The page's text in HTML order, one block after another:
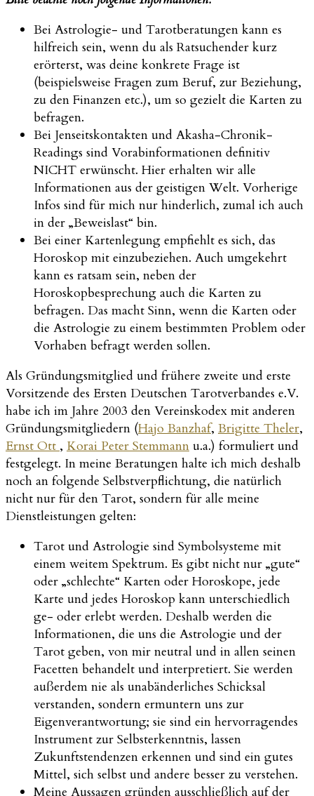
Bei Astrologie- und Tarotberatungen kann es
hilfreich sein, wenn du als Ratsuchender kurz
erörterst, was deine konkrete Frage ist
(beispielsweise Fragen zum Beruf, zur Beziehung,
zu den Finanzen etc.), um so gezielt die Karten zu
befragen.
Bei Jenseitskontakten und Akasha-Chronik-
Readings sind Vorabinformationen definitiv
NICHT erwünscht. Hier erhalten wir alle
Informationen aus der geistigen Welt. Vorherige
Infos sind für mich nur hinderlich, zumal ich auch
in der „Beweislast“ bin.
Bei einer Kartenlegung empfiehlt es sich, das
Horoskop mit einzubeziehen. Auch umgekehrt
kann es ratsam sein, neben der
Horoskopbesprechung auch die Karten zu
befragen. Das macht Sinn, wenn die Karten oder
die Astrologie zu einem bestimmten Problem oder
Vorhaben befragt werden sollen.
Als Gründungsmitglied und frühere zweite und erste
Vorsitzende des Ersten Deutschen Tarotverbandes e.V.
habe ich im Jahre 2003 den Vereinskodex mit anderen
Gründungsmitgliedern (Hajo Banzhaf, Brigitte Theler,
Ernst Ott, Korai Peter Stemmann u.a.) formuliert und
festgelegt. In meine Beratungen halte ich mich deshalb
noch an folgende Selbstverpflichtung, die natürlich
nicht nur für den Tarot, sondern für alle meine
Dienstleistungen gelten:
Tarot und Astrologie sind Symbolsysteme mit
einem weitem Spektrum. Es gibt nicht nur „gute“
oder „schlechte“ Karten oder Horoskope, jede
Karte und jedes Horoskop kann unterschiedlich
ge- oder erlebt werden. Deshalb werden die
Informationen, die uns die Astrologie und der
Tarot geben, von mir neutral und in allen seinen
Facetten behandelt und interpretiert. Sie werden
außerdem nie als unabänderliches Schicksal
verstanden, sondern ermuntern uns zur
Eigenverantwortung; sie sind ein hervorragendes
Instrument zur Selbsterkenntnis, lassen
Zukunftstendenzen erkennen und sind ein gutes
Mittel, sich selbst und andere besser zu verstehen.
Meine Aussagen gründen ausschließlich auf der